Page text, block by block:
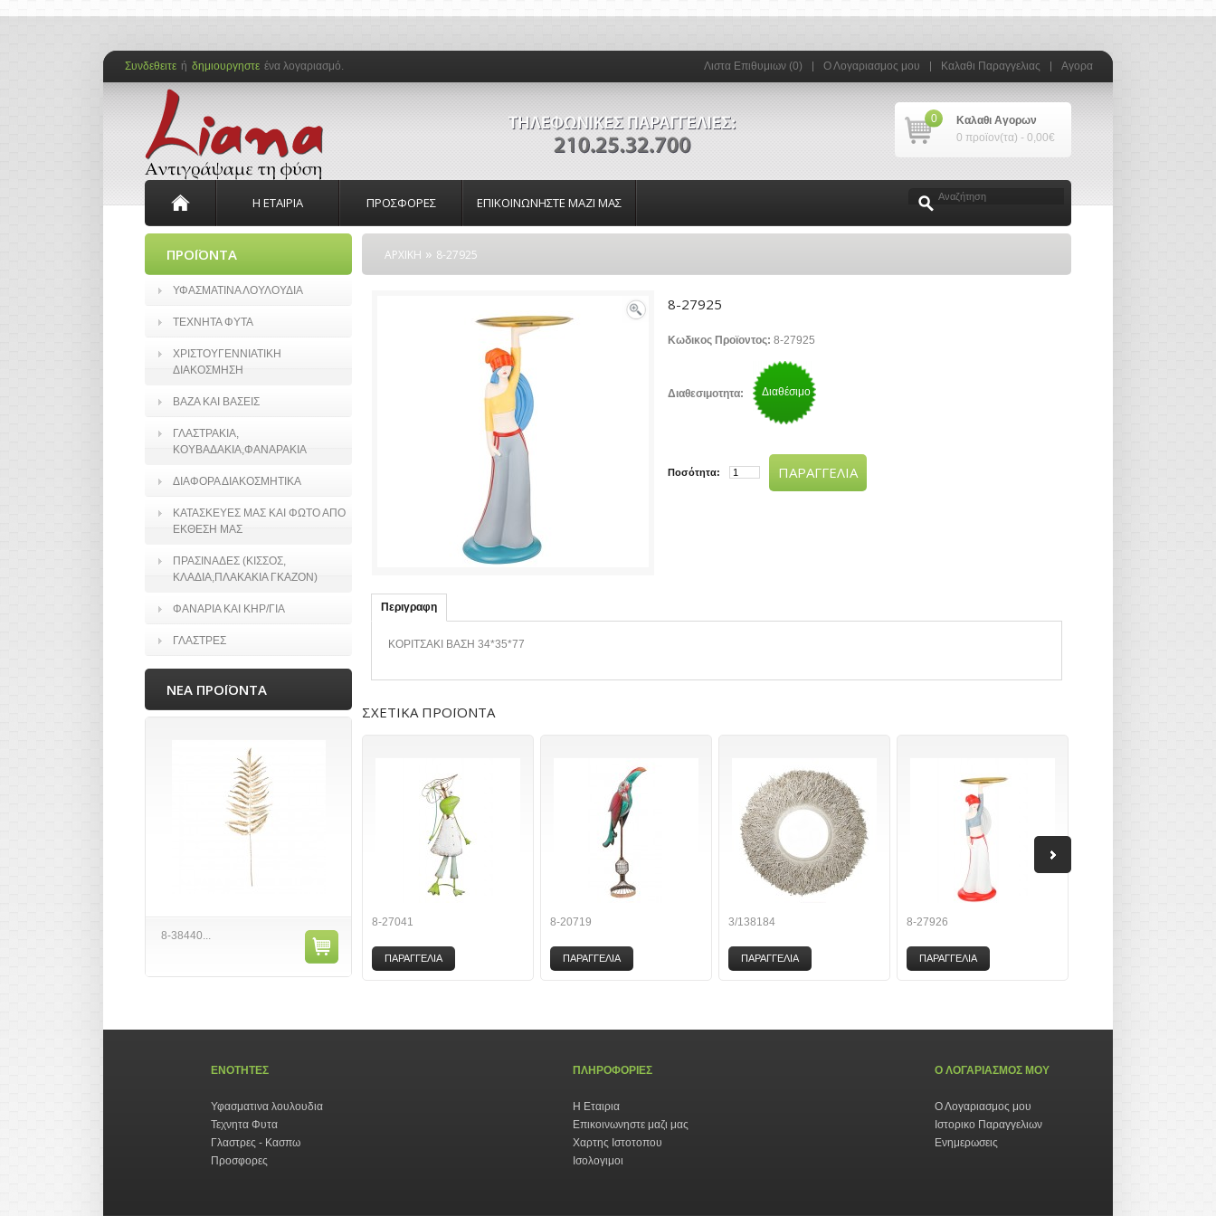
Λιστα Επιθυμιων (0) Ο Λογαριασμος μου Καλαθι Παραγγελιας Αγορα
Συνδεθειτε ή δημιουργηστε ένα λογαριασμό.
Καλαθι Αγορων
0
0 προϊον(τα) - 0,00€
Η ΕΤΑΙΡΙΑ ΠΡΟΣΦΟΡΕΣ ΕΠΙΚΟΙΝΩΝΗΣΤΕ ΜΑΖΙ ΜΑΣ
ΠΡΟΪΟΝΤΑ
ΥΦΑΣΜΑΤΙΝΑ ΛΟΥΛΟΥΔΙΑ
ΤΕΧΝΗΤΑ ΦΥΤΑ
ΧΡΙΣΤΟΥΓΕΝΝΙΑΤΙΚΗ
ΔΙΑΚΟΣΜΗΣΗ
ΒΑΖΑ ΚΑΙ ΒΑΣΕΙΣ
ΓΛΑΣΤΡΑΚΙΑ,
ΚΟΥΒΑΔΑΚΙΑ,ΦΑΝΑΡΑΚΙΑ
ΔΙΑΦΟΡΑ ΔΙΑΚΟΣΜΗΤΙΚΑ
ΚΑΤΑΣΚΕΥΕΣ ΜΑΣ ΚΑΙ ΦΩΤΟ ΑΠΟ
ΕΚΘΕΣΗ ΜΑΣ
ΠΡΑΣΙΝΑΔΕΣ (ΚΙΣΣΟΣ,
ΚΛΑΔΙΑ,ΠΛΑΚΑΚΙΑ ΓΚΑΖΟΝ)
ΦΑΝΑΡΙΑ ΚΑΙ ΚΗΡ/ΓΙΑ
ΓΛΑΣΤΡΕΣ
ΝΕΑ ΠΡΟΪΟΝΤΑ
8-38440...
ΑΡΧΙΚΗ » 8-27925
8-27925
Κωδικος Προϊοντος: 8-27925
Διαθεσιμοτητα: Διαθέσιμο
Ποσότητα: ΠΑΡΑΓΓΕΛΙΑ
Περιγραφη
ΚΟΡΙΤΣΑΚΙ ΒΑΣΗ 34*35*77
ΣΧΕΤΙΚΑ ΠΡΟΪΟΝΤΑ
8-27041
ΠΑΡΑΓΓΕΛΙΑ
8-20719
ΠΑΡΑΓΓΕΛΙΑ
3/138184
ΠΑΡΑΓΓΕΛΙΑ
8-27926
ΠΑΡΑΓΓΕΛΙΑ
ΕΝΟΤΗΤΕΣ
Υφασματινα λουλουδια
Τεχνητα Φυτα
Γλαστρες - Κασπω
Προσφορες
ΠΛΗΡΟΦΟΡΙΕΣ
Η Εταιρια
Επικοινωνηστε μαζι μας
Χαρτης Ιστοτοπου
Ισολογιμοι
Ο ΛΟΓΑΡΙΑΣΜΟΣ ΜΟΥ
Ο Λογαριασμος μου
Ιστορικο Παραγγελιων
Ενημερωσεις